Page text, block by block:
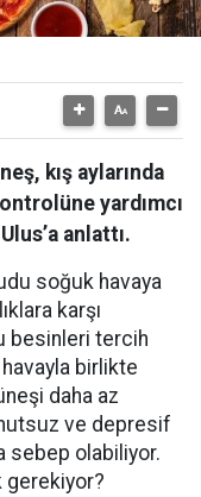
kış aylarında
yardımcı
anlattı.
soğuk havaya
karşı
besinleri tercih
birlikte
daha az
ve depresif
sebep olabiliyor.
gerekiyor?